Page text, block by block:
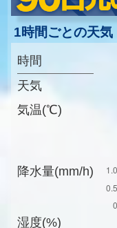
1時間ごとの天気
時間
天気
気温(℃)
降水量(mm/h)
湿度(%)